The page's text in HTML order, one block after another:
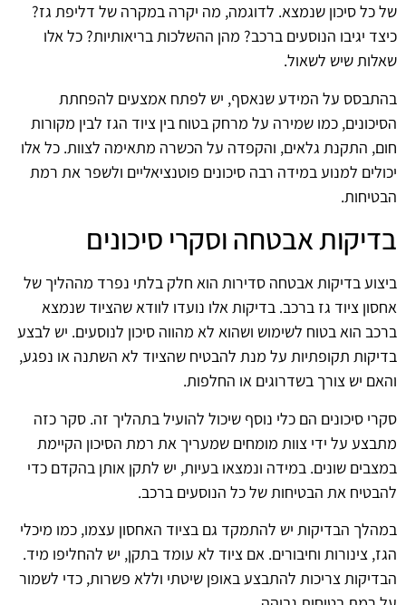
של כל סיכון שנמצא. לדוגמה, מה יקרה במקרה של דליפת גז?
כיצד יגיבו הנוסעים ברכב? מהן ההשלכות בריאותיות? כל אלו
שאלות שיש לשאול.
בהתבסס על המידע שנאסף, יש לפתח אמצעים להפחתת
הסיכונים, כמו שמירה על מרחק בטוח בין ציוד הגז לבין מקורות
חום, התקנת גלאים, והקפדה על הכשרה מתאימה לצוות. כל אלו
יכולים למנוע במידה רבה סיכונים פוטנציאליים ולשפר את רמת
הבטיחות.
בדיקות אבטחה וסקרי סיכונים
ביצוע בדיקות אבטחה סדירות הוא חלק בלתי נפרד מההליך של
אחסון ציוד גז ברכב. בדיקות אלו נועדו לוודא שהציוד שנמצא
ברכב הוא בטוח לשימוש ושהוא לא מהווה סיכון לנוסעים. יש לבצע
בדיקות תקופתיות על מנת להבטיח שהציוד לא השתנה או נפגע,
והאם יש צורך בשדרוגים או החלפות.
סקרי סיכונים הם כלי נוסף שיכול להועיל בתהליך זה. סקר כזה
מתבצע על ידי צוות מומחים שמעריך את רמת הסיכון הקיימת
במצבים שונים. במידה ונמצאו בעיות, יש לתקן אותן בהקדם כדי
להבטיח את הבטיחות של כל הנוסעים ברכב.
במהלך הבדיקות יש להתמקד גם בציוד האחסון עצמו, כמו מיכלי
הגז, צינורות וחיבורים. אם ציוד לא עומד בתקן, יש להחליפו מיד.
הבדיקות צריכות להתבצע באופן שיטתי וללא פשרות, כדי לשמור